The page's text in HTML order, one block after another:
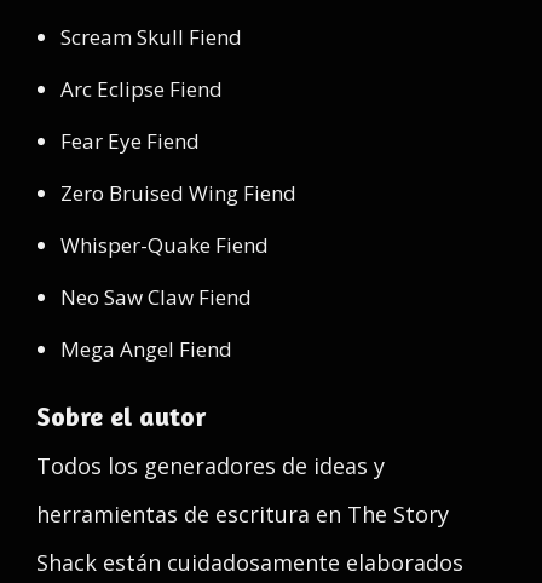
Scream Skull Fiend
Arc Eclipse Fiend
Fear Eye Fiend
Zero Bruised Wing Fiend
Whisper-Quake Fiend
Neo Saw Claw Fiend
Mega Angel Fiend
Sobre el autor
Todos los generadores de ideas y
herramientas de escritura en The Story
Shack están cuidadosamente elaborados